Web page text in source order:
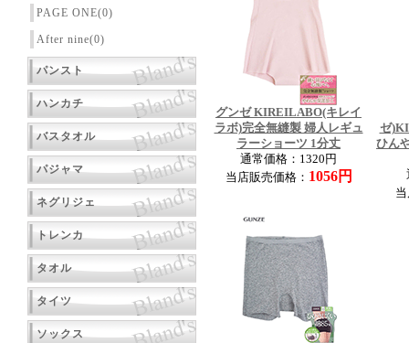
PAGE ONE(0)
After nine(0)
パンスト
ハンカチ
バスタオル
パジャマ
ネグリジェ
トレンカ
タオル
タイツ
ソックス
グンゼ KIREILABO(キレイ
ラボ)完全無縫製 婦人レギュ
ラーショーツ 1分丈
通常価格：1320円
当店販売価格： 1056円
ゼ
ひん